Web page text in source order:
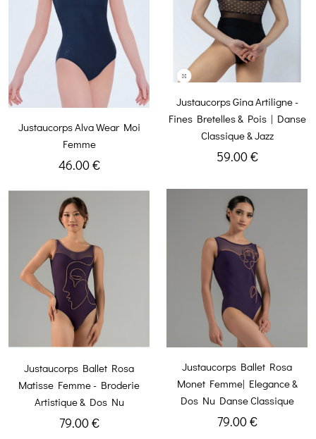
Justaucorps Alva Wear Moi
Femme
46.00 €
Justaucorps Gina Artiligne -
Fines Bretelles & Pois | Danse
Classique & Jazz
59.00 €
Justaucorps Ballet Rosa
Matisse Femme - Broderie
Artistique & Dos Nu
79.00 €
Justaucorps Ballet Rosa
Monet Femme| Elegance &
Dos Nu Danse Classique
79.00 €